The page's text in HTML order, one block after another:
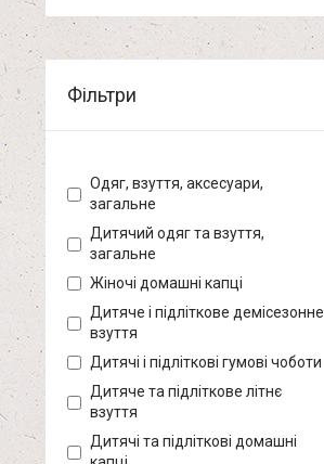
Фільтри
Одяг, взуття, аксесуари,
загальне
Дитячий одяг та взуття,
загальне
Жіночі домашні капці
Дитяче і підліткове демісезонне
взуття
Дитячі і підліткові гумові чоботи
Дитяче та підліткове літнє
взуття
Дитячі та підліткові домашні